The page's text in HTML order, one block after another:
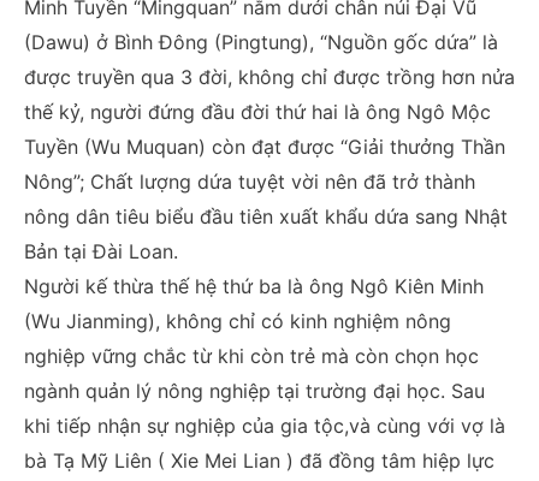
Minh Tuyền “Mingquan” nằm dưới chân núi Đại Vũ
(Dawu) ở Bình Đông (Pingtung), “Nguồn gốc dứa” là
được truyền qua 3 đời, không chỉ được trồng hơn nửa
thế kỷ, người đứng đầu đời thứ hai là ông Ngô Mộc
Tuyền (Wu Muquan) còn đạt được “Giải thưởng Thần
Nông”; Chất lượng dứa tuyệt vời nên đã trở thành
nông dân tiêu biểu đầu tiên xuất khẩu dứa sang Nhật
Bản tại Đài Loan.
Người kế thừa thế hệ thứ ba là ông Ngô Kiên Minh
(Wu Jianming), không chỉ có kinh nghiệm nông
nghiệp vững chắc từ khi còn trẻ mà còn chọn học
ngành quản lý nông nghiệp tại trường đại học. Sau
khi tiếp nhận sự nghiệp của gia tộc,và cùng với vợ là
bà Tạ Mỹ Liên ( Xie Mei Lian ) đã đồng tâm hiệp lực